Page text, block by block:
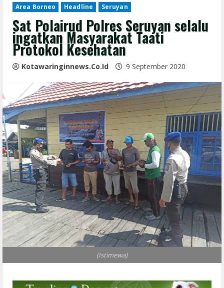
Area Borneo Headline Seruyan
Sat Polairud Polres Seruyan selalu
ingatkan Masyarakat Taati
Protokol Kesehatan
Kotawaringinnews.co.id 9 September 2020
(Istimewa)